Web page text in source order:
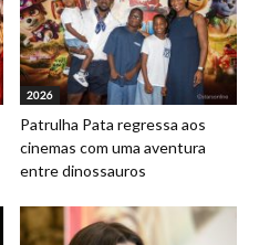
2026
Patrulha Pata regressa aos
cinemas com uma aventura
entre dinossauros